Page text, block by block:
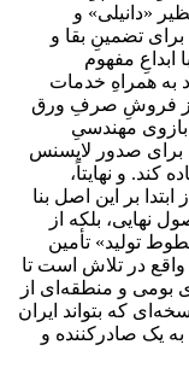
«دانیلی» و
تضمینِ بقا و
مفهوم
به همراهِ خدمات
از فروشِ صرفِ ورق
بازوی مهندسیِ
برای صدور لایسنس
کند. و نهایتاً،
بر این اصل بنا
نهایی، بلکه از
تولید» تأمین
در تلاش است تا
بومی و منطقه‌ای از
که بتواند ایران
یک صادرکننده و